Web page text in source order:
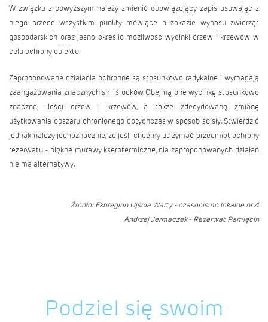
W związku z powyższym należy zmienić obowiązujący zapis usuwając z
niego przede wszystkim punkty mówiące o zakazie wypasu zwierząt
gospodarskich oraz jasno określić możliwość wycinki drzew i krzewów w
celu ochrony obiektu.
Zaproponowane działania ochronne są stosunkowo radykalne i wymagają
zaangażowania znacznych sił i środków. Obejmą one wycinkę stosunkowo
znacznej ilości drzew i krzewów, a także zdecydowaną zmianę
użytkowania obszaru chronionego dotychczas w sposób ścisły. Stwierdzić
jednak należy jednoznacznie, że jeśli chcemy utrzymać przedmiot ochrony
rezerwatu - piękne murawy kserotermiczne, dla zaproponowanych działań
nie ma alternatywy.
Źródło: Ekoregion Ujście Warty - czasopismo lokalne nr 4
Andrzej Jermaczek - Rezerwat Pamięcin
Podziel się swoim